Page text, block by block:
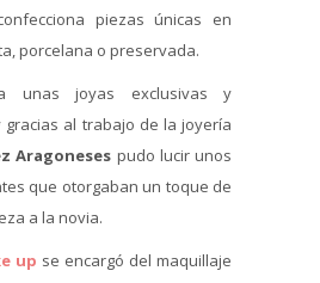
piezas únicas en
porcelana o preservada.
unas joyas exclusivas y
al trabajo de la joyería
Aragoneses pudo lucir unos
que otorgaban un toque de
a la novia.
up se encargó del maquillaje